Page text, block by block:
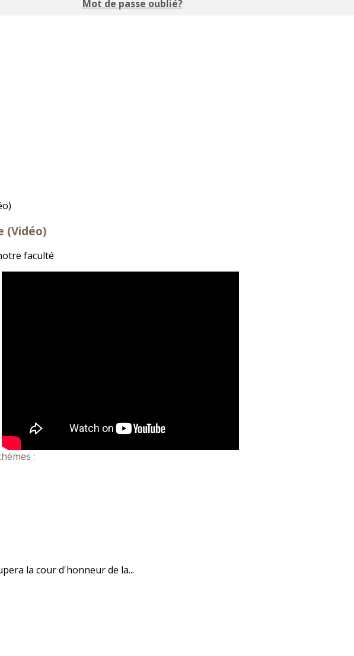
Mot de passe oublié?
(Vidéo)
faculté
:
la cour d'honneur de la...